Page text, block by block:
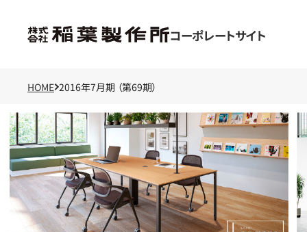
コーポレートサイト
HOME 2016年7月期 （第69期）